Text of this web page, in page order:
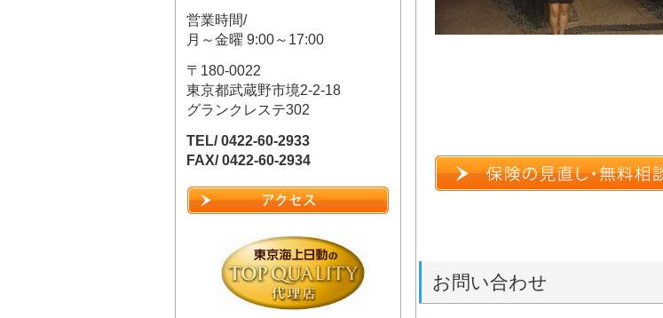
お問い合わせ
営業時間/
月～金曜 9:00～17:00
〒180-0022
東京都武蔵野市境2-2-18
グランクレステ302
TEL/ 0422-60-2933
FAX/ 0422-60-2934